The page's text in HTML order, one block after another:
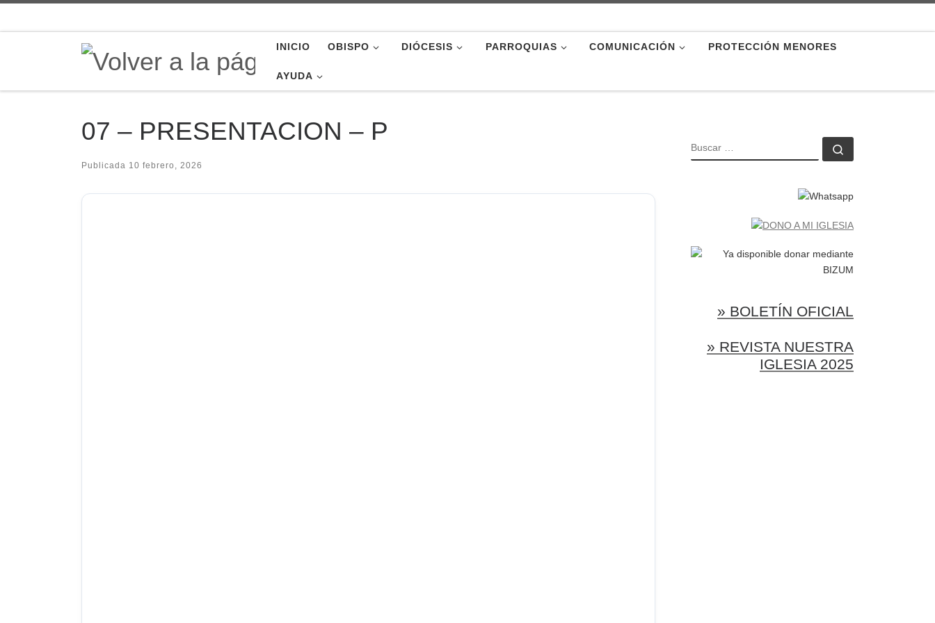
INICIO OBISPO DIÓCESIS PARROQUIAS COMUNICACIÓN PROTECCIÓN MENORES
AYUDA
07 – PRESENTACION – P
Publicada 10 febrero, 2026
BUSCAR
» BOLETÍN OFICIAL
» REVISTA NUESTRA
IGLESIA 2025